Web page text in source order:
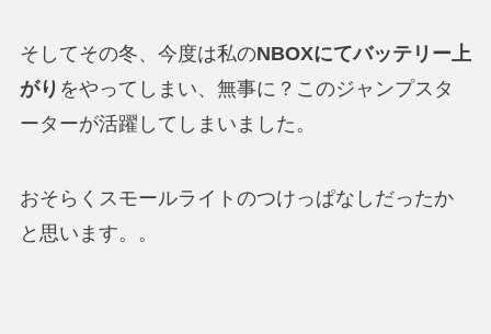
そしてその冬、今度は私のNBOXにてバッテリー上
がり をやってしまい、無事に？このジャンプスタ
ーターが活躍してしまいました。
おそらくスモールライトのつけっぱなしだったか
と思います。。